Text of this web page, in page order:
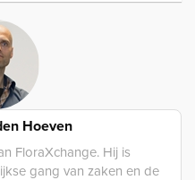
Hoeven
FloraXchange. Hij is
gang van zaken en de